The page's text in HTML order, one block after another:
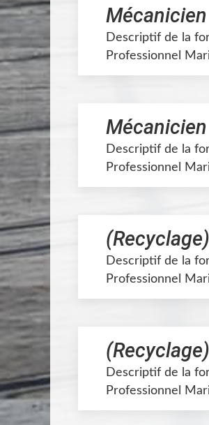
Descriptif de la
Professionnel
Descriptif de la
Professionnel
Descriptif de la
Professionnel
Descriptif de la
Professionnel